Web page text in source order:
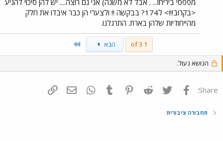
מפפסי ביריחו... . אבל לא משנה) אני גם רוצה.... יש להן סיכוי להגיע
<בקרוב!!!> ל174? בבקשה !! ולצערי הן כבר איבדו את חלק
מהייחודיות שלהן בארת. התרגלנו.
1 of 3 הבא
הנושא נעול.
Share: פייסבוק Twitter
Reddit
Pinterest
Tumblr
WhatsAppדואר אלקטרוני
תחבורה ציבורית